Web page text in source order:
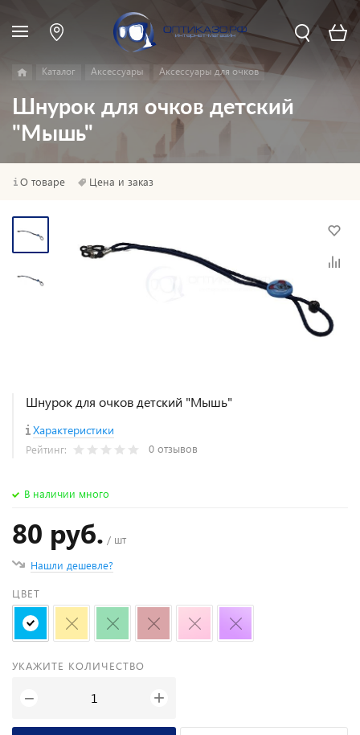
Каталог Аксессуары Аксессуары для очков
Шнурок для очков детский
"Мышь"
О товаре Цена и заказ
Шнурок для очков детский "Мышь"
Характеристики
Рейтинг: 0 отзывов
В наличии много
80 руб. / шт
Нашли дешевле?
ЦВЕТ
УКАЖИТЕ КОЛИЧЕСТВО
− +